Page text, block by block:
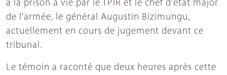
à la prison à vie par le TPIR et le chef d'état major
de l'armée, le général Augustin Bizimungu,
actuellement en cours de jugement devant ce
tribunal.
Le témoin a raconté que deux heures après cette